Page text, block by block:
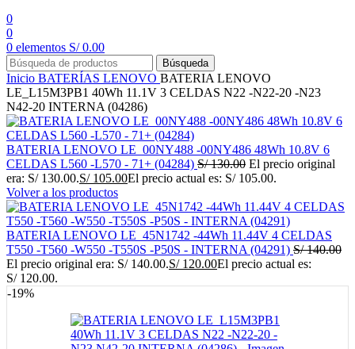
0
0
0 elementos S/0.00
Búsqueda
Inicio BATERÍAS LENOVO BATERIA LENOVO
LE_L15M3PB1 40Wh 11.1V 3 CELDAS N22 -N22-20 -N23
N42-20 INTERNA (04286)
BATERIA LENOVO LE_00NY488 -00NY486 48Wh 10.8V 6
CELDAS L560 -L570 - 71+ (04284) S/130.00 El precio original
era: S/ 130.00.S/105.00El precio actual es: S/ 105.00.
Volver a los productos
BATERIA LENOVO LE_45N1742 -44Wh 11.44V 4 CELDAS
T550 -T560 -W550 -T550S -P50S - INTERNA (04291) S/140.00
El precio original era: S/ 140.00.S/120.00El precio actual es:
S/ 120.00.
-19%